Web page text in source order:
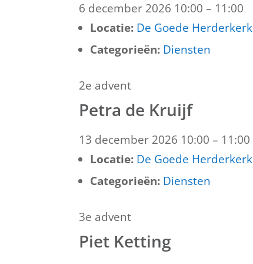
6 december 2026 10:00 – 11:00
Locatie: De Goede Herderkerk
Categorieën: Diensten
2e advent
Petra de Kruijf
13 december 2026 10:00 – 11:00
Locatie: De Goede Herderkerk
Categorieën: Diensten
3e advent
Piet Ketting